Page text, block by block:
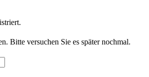
Bitte versuchen Sie es später nochmal.